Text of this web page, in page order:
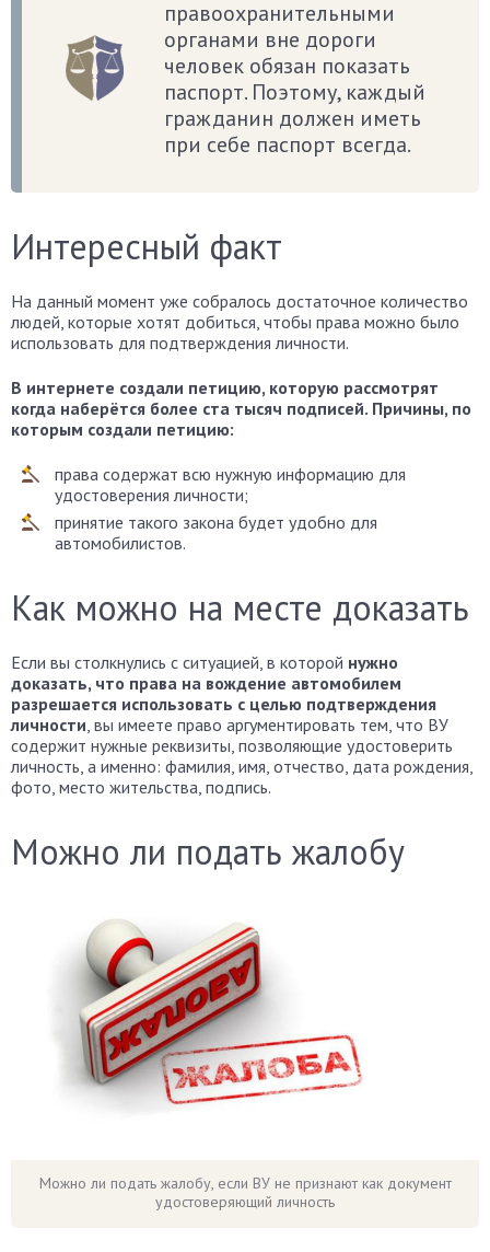
правоохранительными
органами вне дороги
человек обязан показать
паспорт. Поэтому, каждый
гражданин должен иметь
при себе паспорт всегда.
Интересный факт
На данный момент уже собралось достаточное количество
людей, которые хотят добиться, чтобы права можно было
использовать для подтверждения личности.
В интернете создали петицию, которую рассмотрят
когда наберётся более ста тысяч подписей. Причины, по
которым создали петицию:
права содержат всю нужную информацию для
удостоверения личности;
принятие такого закона будет удобно для
автомобилистов.
Как можно на месте доказать
Если вы столкнулись с ситуацией, в которой нужно
доказать, что права на вождение автомобилем
разрешается использовать с целью подтверждения
личности, вы имеете право аргументировать тем, что ВУ
содержит нужные реквизиты, позволяющие удостоверить
личность, а именно: фамилия, имя, отчество, дата рождения,
фото, место жительства, подпись.
Можно ли подать жалобу
Можно ли подать жалобу, если ВУ не признают как документ
удостоверяющий личность